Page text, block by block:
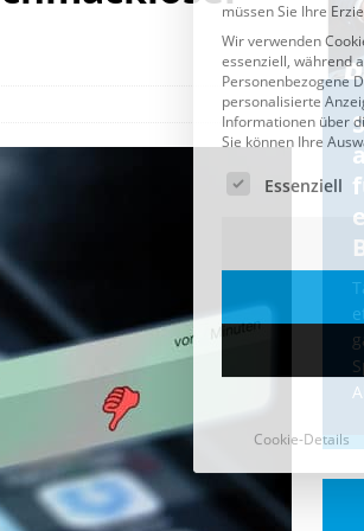
& Ampel wollen nach
Wahl wieder Afghanen
Zeit für ein
und die CDU
die Wähler für dumm! Weil die
wegen der von Afghanen
Anschläge kippte, wurden die
vor der
Cookie-Details